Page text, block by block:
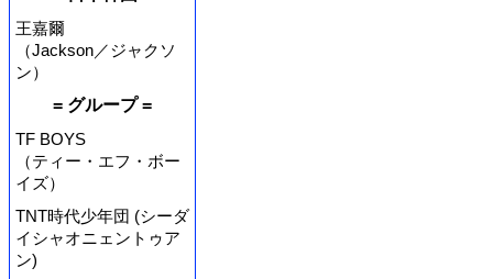
王嘉爾
（Jackson／ジャクソ
ン）
= グループ =
TF BOYS
（ティー・エフ・ボー
イズ）
TNT時代少年団 (シーダ
イシャオニェントゥア
ン)